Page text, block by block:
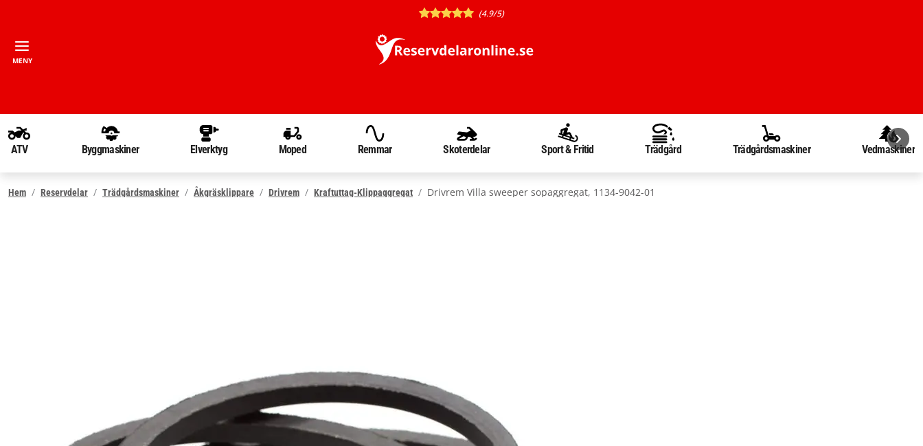
(4.9/5)
MENY
ATV Byggmaskiner Elverktyg Moped Remmar Skoterdelar Sport & Fritid Trädgård Trädgårdsmaskiner Vedmaskiner
Hem Reservdelar Trädgårdsmaskiner Åkgräsklippare Drivrem Kraftuttag-Klippaggregat Drivrem Villa sweeper sopaggregat, 1134-9042-01